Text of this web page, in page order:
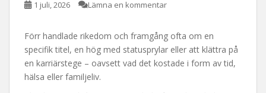
1 juli, 2026 Lämna en kommentar
Förr handlade rikedom och framgång ofta om en
specifik titel, en hög med statusprylar eller att klättra på
en karriärstege – oavsett vad det kostade i form av tid,
hälsa eller familjeliv.